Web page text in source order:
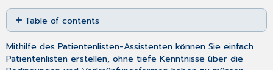
Save
as
PDF
Table of contents
No
headers
Mithilfe des Patientenlisten-Assistenten können Sie einfach
Patientenlisten erstellen, ohne tiefe Kenntnisse über die